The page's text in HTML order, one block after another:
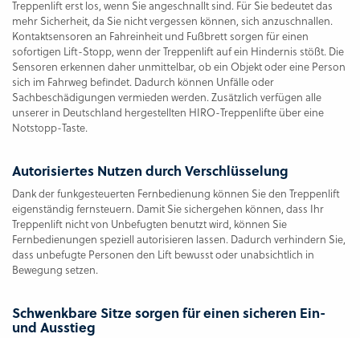
Treppenlift erst los, wenn Sie angeschnallt sind. Für Sie bedeutet das
mehr Sicherheit, da Sie nicht vergessen können, sich anzuschnallen.
Kontaktsensoren an Fahreinheit und Fußbrett sorgen für einen
sofortigen Lift-Stopp, wenn der Treppenlift auf ein Hindernis stößt. Die
Sensoren erkennen daher unmittelbar, ob ein Objekt oder eine Person
sich im Fahrweg befindet. Dadurch können Unfälle oder
Sachbeschädigungen vermieden werden. Zusätzlich verfügen alle
unserer in Deutschland hergestellten HIRO-Treppenlifte über eine
Notstopp-Taste.
Autorisiertes Nutzen durch Verschlüsselung
Dank der funkgesteuerten Fernbedienung können Sie den Treppenlift
eigenständig fernsteuern. Damit Sie sichergehen können, dass Ihr
Treppenlift nicht von Unbefugten benutzt wird, können Sie
Fernbedienungen speziell autorisieren lassen. Dadurch verhindern Sie,
dass unbefugte Personen den Lift bewusst oder unabsichtlich in
Bewegung setzen.
Schwenkbare Sitze sorgen für einen sicheren Ein-
und Ausstieg